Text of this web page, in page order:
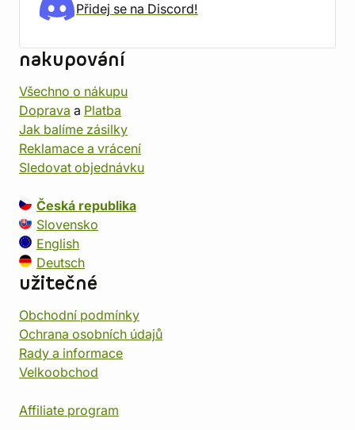
Přidej se na Discord!
nakupování
Všechno o nákupu
Doprava a Platba
Jak balíme zásilky
Reklamace a vrácení
Sledovat objednávku
Česká republika
Slovensko
English
Deutsch
užitečné
Obchodní podmínky
Ochrana osobních údajů
Rady a informace
Velkoobchod
Affiliate program